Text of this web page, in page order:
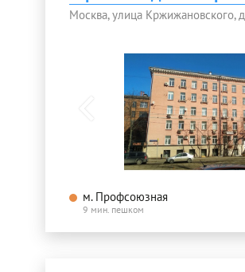
Москва, улица Кржижановского,
м. Профсоюзная
9 мин. пешком